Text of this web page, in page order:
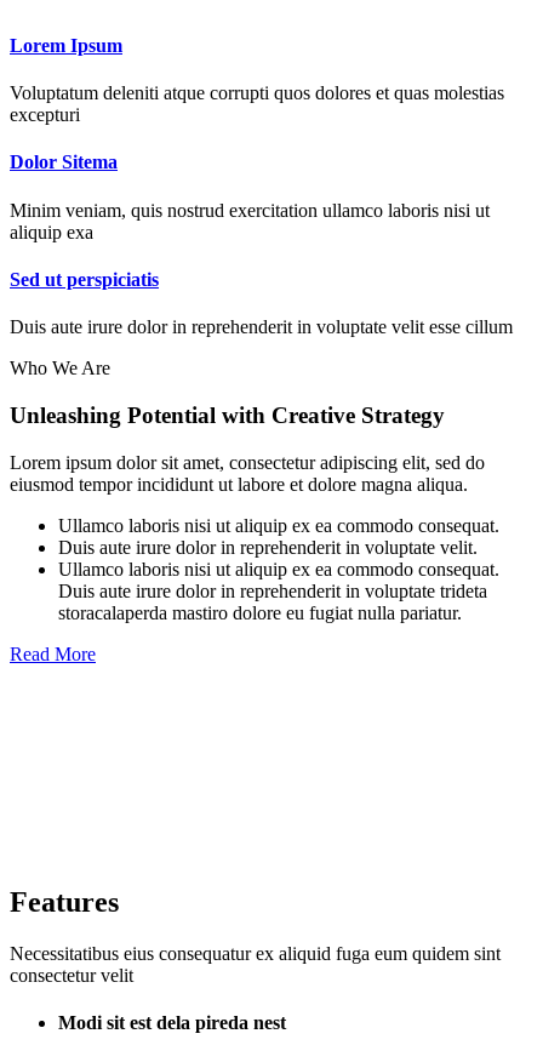
Lorem Ipsum
Voluptatum deleniti atque corrupti quos dolores et quas molestias
excepturi
Dolor Sitema
Minim veniam, quis nostrud exercitation ullamco laboris nisi ut
aliquip exa
Sed ut perspiciatis
Duis aute irure dolor in reprehenderit in voluptate velit esse cillum
Who We Are
Unleashing Potential with Creative Strategy
Lorem ipsum dolor sit amet, consectetur adipiscing elit, sed do
eiusmod tempor incididunt ut labore et dolore magna aliqua.
Ullamco laboris nisi ut aliquip ex ea commodo consequat.
Duis aute irure dolor in reprehenderit in voluptate velit.
Ullamco laboris nisi ut aliquip ex ea commodo consequat.
Duis aute irure dolor in reprehenderit in voluptate trideta
storacalaperda mastiro dolore eu fugiat nulla pariatur.
Read More
Features
Necessitatibus eius consequatur ex aliquid fuga eum quidem sint
consectetur velit
Modi sit est dela pireda nest